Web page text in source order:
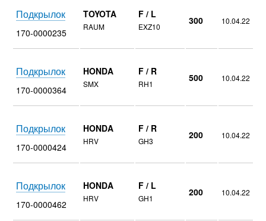
Подкрылок
170-0000235
TOYOTA
RAUM
F / L
EXZ10
300 10.04.22
Подкрылок
170-0000364
HONDA
SMX
F / R
RH1
500 10.04.22
Подкрылок
170-0000424
HONDA
HRV
F / R
GH3
200 10.04.22
Подкрылок
170-0000462
HONDA
HRV
F / L
GH1
200 10.04.22